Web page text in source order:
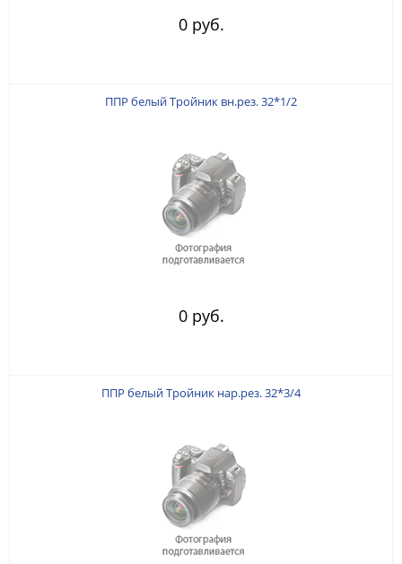
0 руб.
ППР белый Тройник вн.рез. 32*1/2
0 руб.
ППР белый Тройник нар.рез. 32*3/4